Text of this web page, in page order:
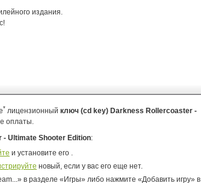
издания.
* лицензионный ключ (cd key) Darkness Rollercoaster -
оплаты.
- Ultimate Shooter Edition:
и установите его .
новый, если у вас его еще нет.
в разделе «Игры» либо нажмите «Добавить игру» в